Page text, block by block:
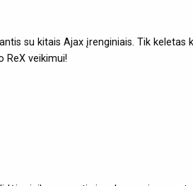
su kitais Ajax įrenginiais. Tik
ReX veikimui!